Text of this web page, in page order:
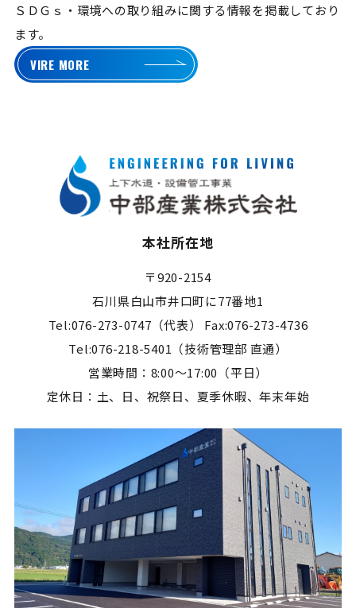
ＳＤＧｓ・環境への取り組みに関する情報を掲載しており
ます。
VIRE MORE
本社所在地
〒920-2154
石川県白山市井口町に77番地1
Tel:076-273-0747（代表） Fax:076-273-4736
Tel:076-218-5401（技術管理部 直通）
営業時間：8:00～17:00（平日）
定休日：土、日、祝祭日、夏季休暇、年末年始